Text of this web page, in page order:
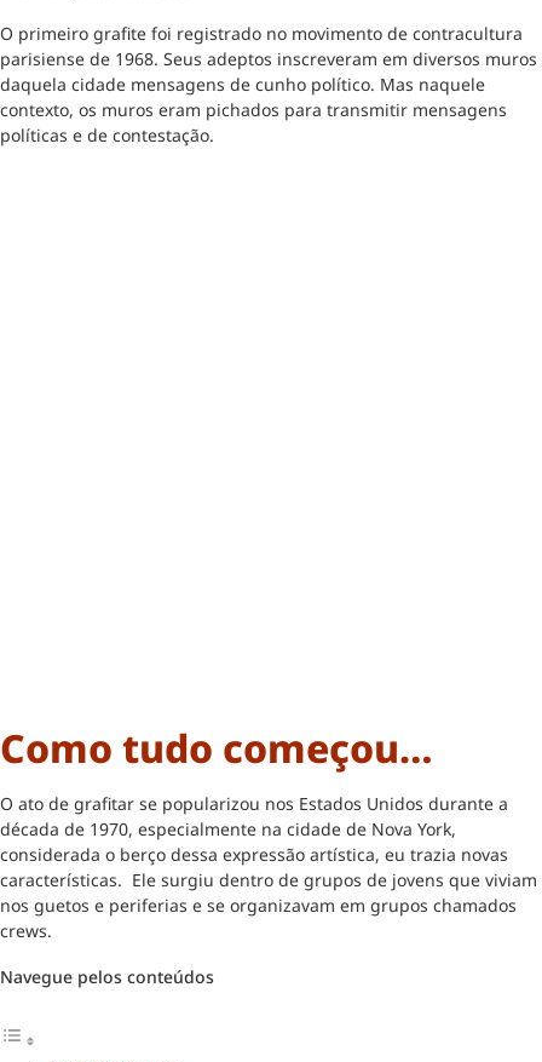
O primeiro grafite foi registrado no movimento de contracultura
parisiense de 1968. Seus adeptos inscreveram em diversos muros
daquela cidade mensagens de cunho político. Mas naquele
contexto, os muros eram pichados para transmitir mensagens
políticas e de contestação.
Como tudo começou…
O ato de grafitar se popularizou nos Estados Unidos durante a
década de 1970, especialmente na cidade de Nova York,
considerada o berço dessa expressão artística, eu trazia novas
características. Ele surgiu dentro de grupos de jovens que viviam
nos guetos e periferias e se organizavam em grupos chamados
crews.
Navegue pelos conteúdos